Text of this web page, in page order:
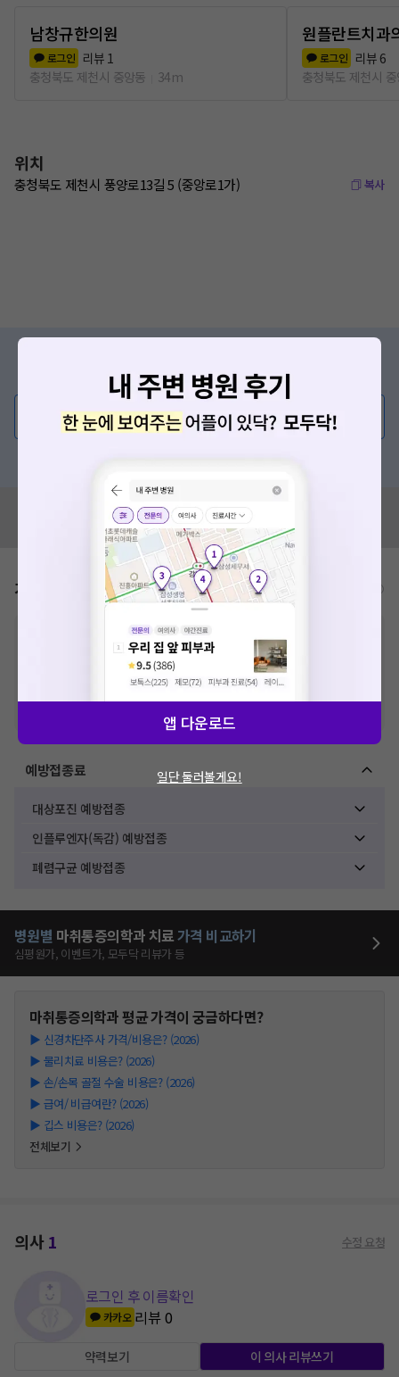
남창규한의원
로그인 리뷰 1
충청북도 제천시 중앙동
34m
원플란트치과
로그인 리뷰 6
충청북도 제천시
위치
충청북도 제천시 풍양로13길 5 (중앙로1가) 복사
증상/치료, 궁금한 점이 있나요?
의사가 직접 답해드려요!
💬 무엇이든 물어보세요
혹시 잘못된 병원정보가 있나요?
모두닥 팀에 알려주세요!
가격표 비급여/급여 진료란?
추가비용 등으로 실제 가격과 상이할 수 있으니, 정확
한 가격은 해당 의료기관에 직접 문의해주세요.
건강보험심사평가원
에 고지되어 있는 급여 진료 기준 가
격입니다. (진료와 연관된 복합적인 비용이 추가되어, 병원마다 금액이 다르게
VAT 포함
예방접종료
대상포진 예방접종
인플루엔자(독감) 예방접종
폐렴구균 예방접종
병원별 마취통증의학과 치료가격 비교하기
심평원가, 이벤트가, 모두닥 리뷰가 등
마취통증의학과평균 가격이 궁금하다면?
▶ 신경차단주사 가격/비용은? (2026)
▶ 물리치료 비용은? (2026)
▶ 손/손목 골절 수술 비용은? (2026)
▶ 급여/ 비급여란? (2026)
▶ 깁스 비용은? (2026)
전체보기
의사1 수정 요청
로그인 후 이름확인
카카오 리뷰0
약력보기 이 의사 리뷰쓰기
앱 다운로드
일단 둘러볼게요!